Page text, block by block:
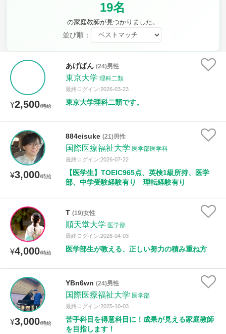
19名
の家庭教師が見つかりました。
並び順：
¥2,500/時給
あげぱん (24)男性
東京大学 理科二類
最終ログイン:2026-03-23
東京大学理科二類です。
¥3,000/時給
884eisuke (21)男性
国際医療福祉大学 医学部医学科
最終ログイン:2026-07-22
【医学生】TOEIC965点、英検1級所持、医学
部、中学受験経験有り 理転経験有り
¥4,000/時給
T (19)女性
順天堂大学 医学部
最終ログイン:2026-04-03
医学部生が教える、正しい努力の積み重ね方
¥3,000/時給
YBn6wn (24)男性
国際医療福祉大学 医学部
最終ログイン:2025-10-03
苦手科目を得意科目に！成果が見える家庭教師
を目指します！
現代文 古典
公民 芸術 音楽 保健体育
時給：¥1,000 ～ ¥10,000
授業可能日
月曜日 火曜日 水曜日 木曜日 金曜日
土曜日 日曜日
距離：15km以内
年齢：18-101歳
性別